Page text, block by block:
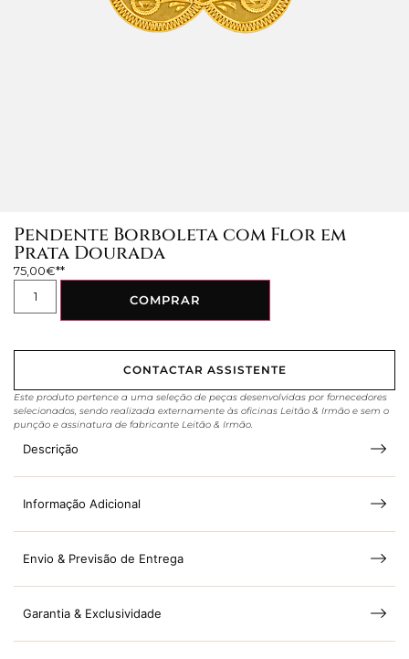
Pendente Borboleta com Flor em
Prata Dourada
75,00€
COMPRAR
CONTACTAR ASSISTENTE
Este produto pertence a uma seleção de peças desenvolvidas por fornecedores
selecionados, sendo realizada externamente às oficinas Leitão & Irmão e sem o
punção e assinatura de fabricante Leitão & Irmão.
Descrição
Informação Adicional
Envio & Previsão de Entrega
Garantia & Exclusividade